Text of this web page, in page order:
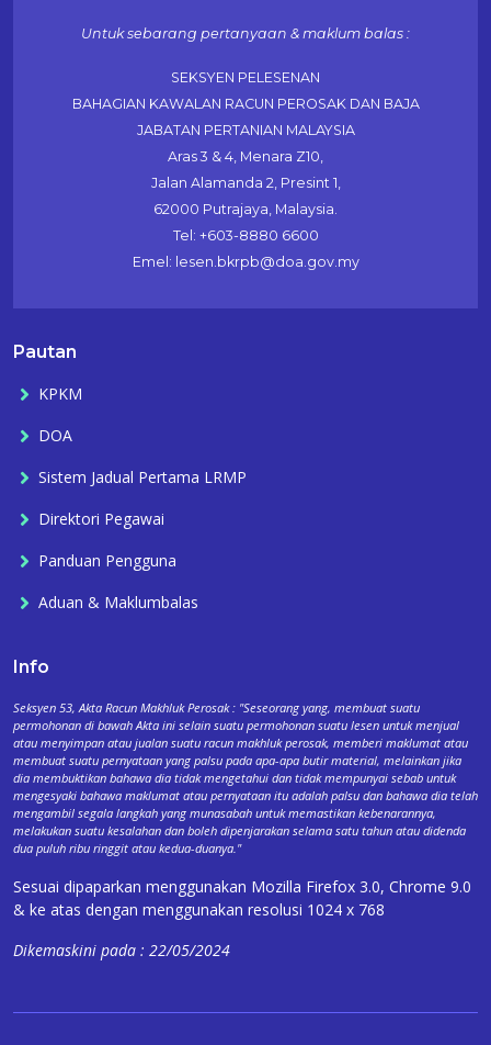
Untuk sebarang pertanyaan & maklum balas :
SEKSYEN PELESENAN
BAHAGIAN KAWALAN RACUN PEROSAK DAN BAJA
JABATAN PERTANIAN MALAYSIA
Aras 3 & 4, Menara Z10,
Jalan Alamanda 2, Presint 1,
62000 Putrajaya, Malaysia.
Tel: +603-8880 6600
Emel: lesen.bkrpb@doa.gov.my
Pautan
KPKM
DOA
Sistem Jadual Pertama LRMP
Direktori Pegawai
Panduan Pengguna
Aduan & Maklumbalas
Info
Seksyen 53, Akta Racun Makhluk Perosak : "Seseorang yang, membuat suatu
permohonan di bawah Akta ini selain suatu permohonan suatu lesen untuk menjual
atau menyimpan atau jualan suatu racun makhluk perosak, memberi maklumat atau
membuat suatu pernyataan yang palsu pada apa-apa butir material, melainkan jika
dia membuktikan bahawa dia tidak mengetahui dan tidak mempunyai sebab untuk
mengesyaki bahawa maklumat atau pernyataan itu adalah palsu dan bahawa dia telah
mengambil segala langkah yang munasabah untuk memastikan kebenarannya,
melakukan suatu kesalahan dan boleh dipenjarakan selama satu tahun atau didenda
dua puluh ribu ringgit atau kedua-duanya."
Sesuai dipaparkan menggunakan Mozilla Firefox 3.0, Chrome 9.0
& ke atas dengan menggunakan resolusi 1024 x 768
Dikemaskini pada : 22/05/2024